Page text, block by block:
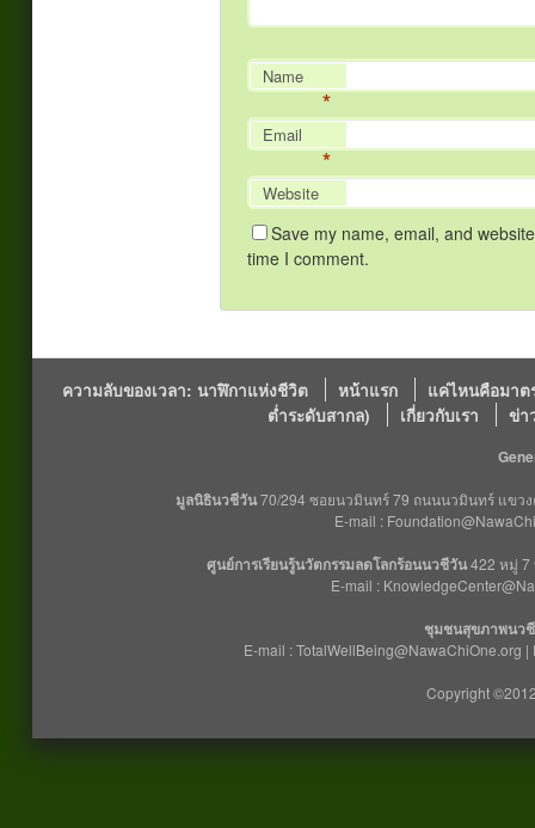
Name
*
Email
*
Website
Save my name, email, and
time I comment.
ความลับของเวลา: นาฬิกาแห่งชีวิต หน้าแรก
แค่ไหนคือมาต
ต่ำระดับสากล)
เกี่ยวกับเรา ข่า
มูลนิธินวชีวัน70/294 ซอยนวมินทร์ 79 ถนนนวมินทร์ แขวง
E-mail :
ศูนย์การเรียนรู้นวัตกรรมลดโลกร้อนนวชีวัน422 หมู่ 7
E-mail :
ชุมชนสุขภาพนว
E-mail :
Copyright